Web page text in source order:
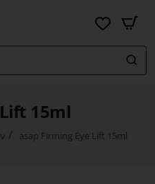
15ml
asap Firming Eye Lift 15ml